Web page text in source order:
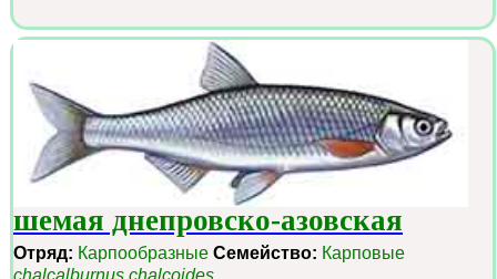
шемая днепровско-азовская
Отряд: Карпообразные Семейство: Карповые
chalcalburnus chalcoides